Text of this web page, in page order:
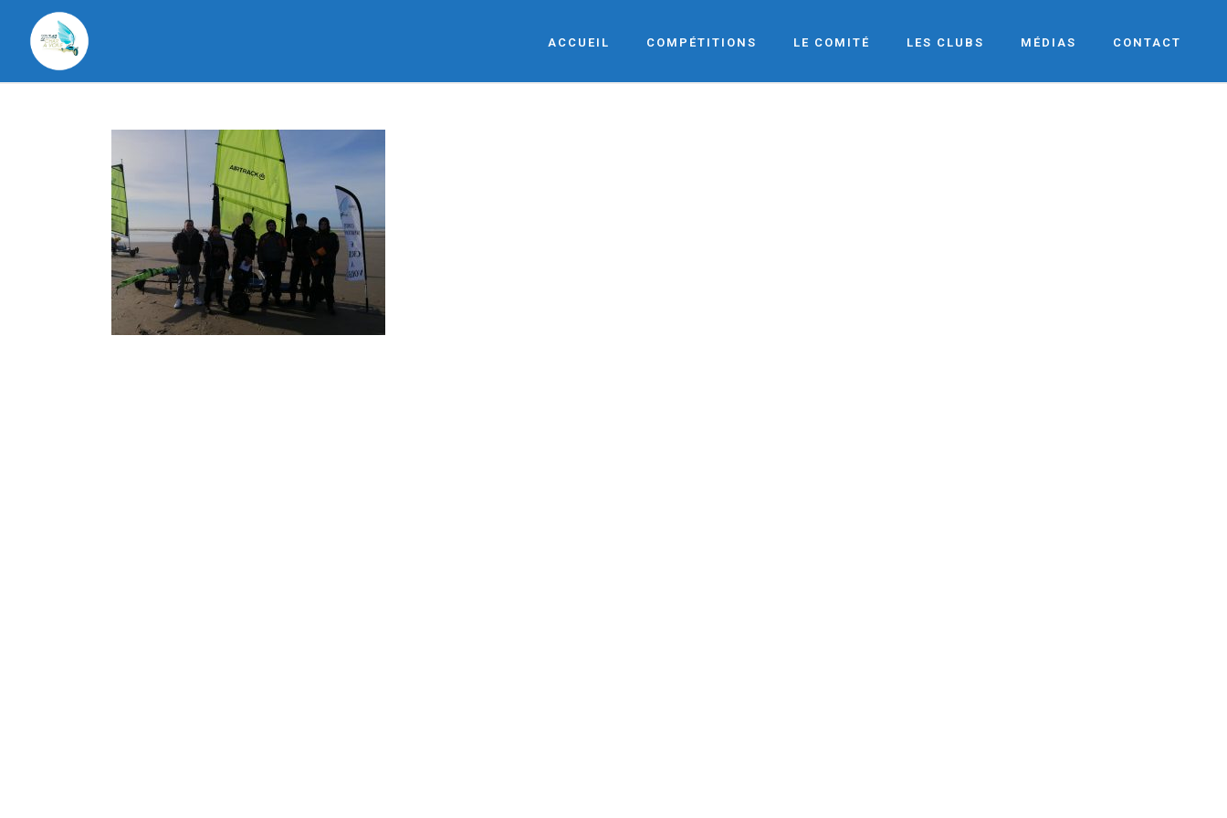
ACCUEIL COMPÉTITIONS LE COMITÉ LES CLUBS MÉDIAS CONTACT